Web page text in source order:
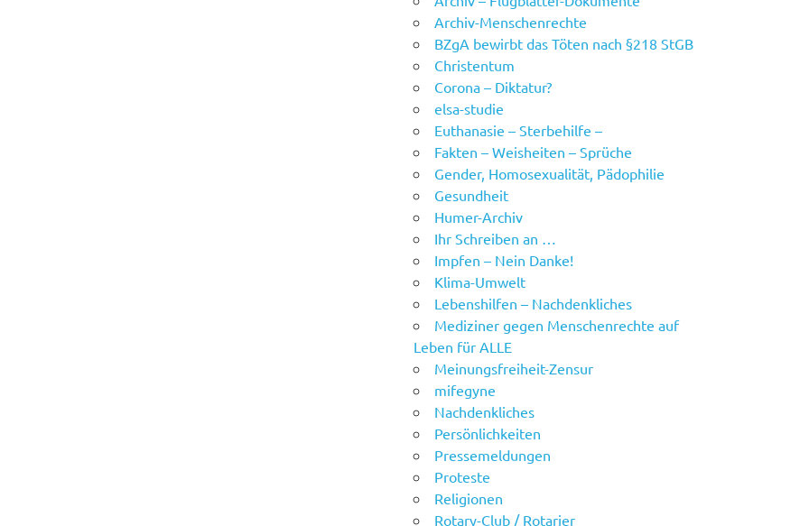
Archiv-Menschenrechte
BZgA bewirbt das Töten nach §218 StGB
Christentum
Corona – Diktatur?
elsa-studie
Euthanasie – Sterbehilfe –
Fakten – Weisheiten – Sprüche
Gender, Homosexualität, Pädophilie
Gesundheit
Humer-Archiv
Ihr Schreiben an …
Impfen – Nein Danke!
Klima-Umwelt
Lebenshilfen – Nachdenkliches
Mediziner gegen Menschenrechte auf
Leben für ALLE
Meinungsfreiheit-Zensur
mifegyne
Nachdenkliches
Persönlichkeiten
Pressemeldungen
Proteste
Religionen
Rotary-Club / Rotarier